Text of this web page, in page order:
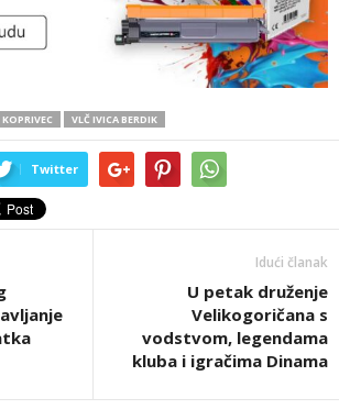
VLČ IVICA BERDIK
Twitter
Idući članak
U petak druženje
Velikogoričana s
vodstvom, legendama
kluba i igračima Dinama